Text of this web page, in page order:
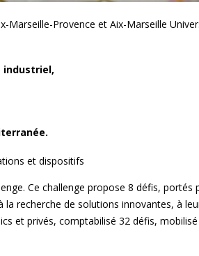
Marseille-Provence et Aix-Marseille
industriel,
et dispositifs
Ce challenge propose 8 défis, portés
la recherche de solutions innovantes, à
et privés, comptabilisé 32 défis,